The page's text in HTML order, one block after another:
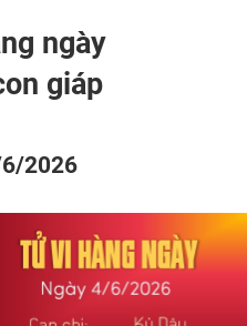
ngày
giáp
2026